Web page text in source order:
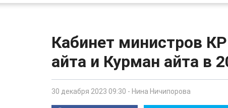
Кабинет министров
айта и Курман айта в
30 декабря 2023 09:30 - Нина Ничипорова